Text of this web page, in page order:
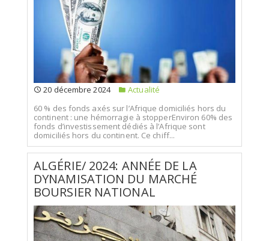
20 décembre 2024
Actualité
60 % des fonds axés sur l’Afrique domiciliés hors du
continent : une hémorragie à stopperEnviron 60% des
fonds d’investissement dédiés à l’Afrique sont
domiciliés hors du continent. Ce chiff...
ALGÉRIE/ 2024: ANNÉE DE LA
DYNAMISATION DU MARCHÉ
BOURSIER NATIONAL